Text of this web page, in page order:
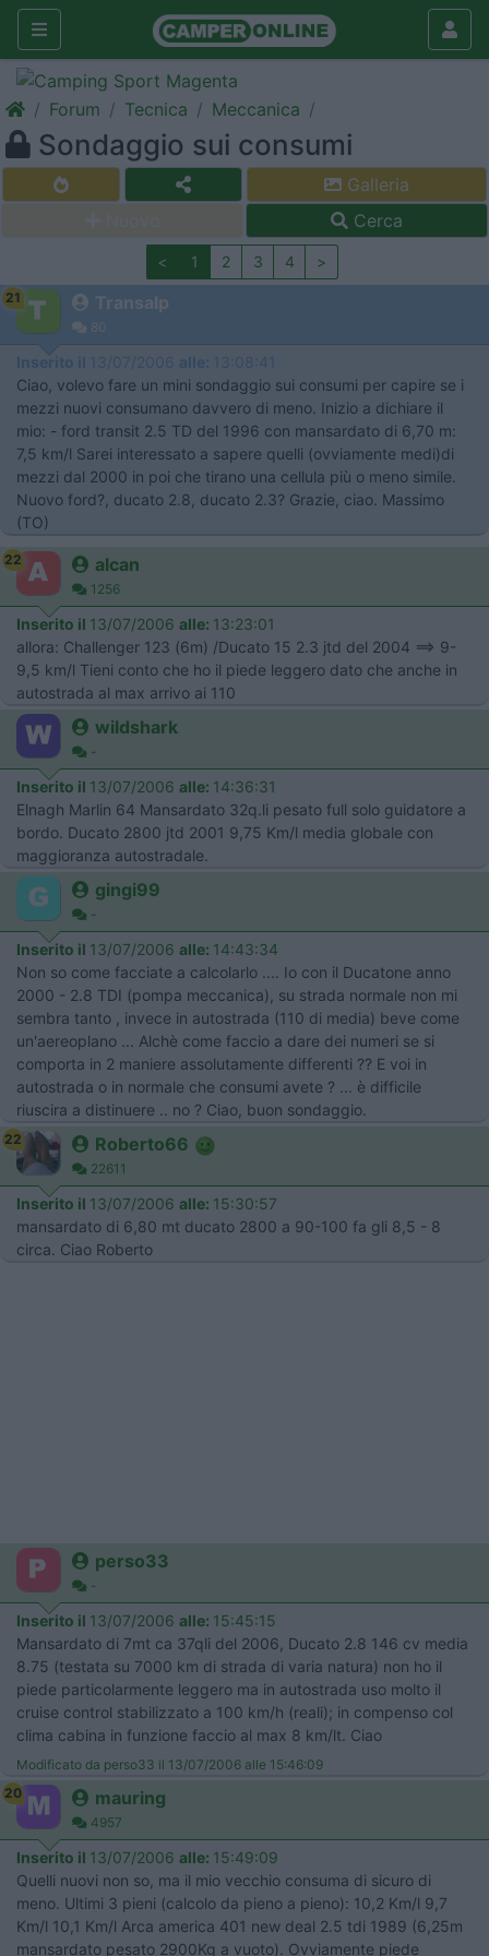
Forum Tecnica Meccanica
Sondaggio sui consumi
Galleria
Cerca
< 1 2 3 4 >
21 Transalp
80
Inserito il 13/07/2006 alle: 13:08:41
Ciao, volevo fare un mini sondaggio sui consumi per capire se i
mezzi nuovi consumano davvero di meno. Inizio a dichiare il
mio: - ford transit 2.5 TD del 1996 con mansardato di 6,70 m:
7,5 km/l Sarei interessato a sapere quelli (ovviamente medi)di
mezzi dal 2000 in poi che tirano una cellula più o meno simile.
Nuovo ford?, ducato 2.8, ducato 2.3? Grazie, ciao. Massimo
(TO)
22 alcan
1256
Inserito il 13/07/2006 alle: 13:23:01
allora: Challenger 123 (6m) /Ducato 15 2.3 jtd del 2004 ==> 9-
9,5 km/l Tieni conto che ho il piede leggero dato che anche in
autostrada al max arrivo ai 110
wildshark
-
Inserito il 13/07/2006 alle: 14:36:31
Elnagh Marlin 64 Mansardato 32q.li pesato full solo guidatore a
bordo. Ducato 2800 jtd 2001 9,75 Km/l media globale con
maggioranza autostradale.
gingi99
-
Inserito il 13/07/2006 alle: 14:43:34
Non so come facciate a calcolarlo .... Io con il Ducatone anno
2000 - 2.8 TDI (pompa meccanica), su strada normale non mi
sembra tanto , invece in autostrada (110 di media) beve come
un'aereoplano ... Alchè come faccio a dare dei numeri se si
comporta in 2 maniere assolutamente differenti ?? E voi in
autostrada o in normale che consumi avete ? ... è difficile
riuscira a distinuere .. no ? Ciao, buon sondaggio.
22 Roberto66
22611
Inserito il 13/07/2006 alle: 15:30:57
mansardato di 6,80 mt ducato 2800 a 90-100 fa gli 8,5 - 8
circa. Ciao Roberto
perso33
-
Inserito il 13/07/2006 alle: 15:45:15
Mansardato di 7mt ca 37qli del 2006, Ducato 2.8 146 cv media
8.75 (testata su 7000 km di strada di varia natura) non ho il
piede particolarmente leggero ma in autostrada uso molto il
cruise control stabilizzato a 100 km/h (reali); in compenso col
clima cabina in funzione faccio al max 8 km/lt. Ciao
Modificato da perso33 il 13/07/2006 alle 15:46:09
20
mauring
4957
Inserito il 13/07/2006 alle: 15:49:09
Quelli nuovi non so, ma il mio vecchio consuma di sicuro di
meno. Ultimi 3 pieni (calcolo da pieno a pieno): 10,2 Km/l 9,7
Km/l 10,1 Km/l Arca america 401 new deal 2.5 tdi 1989 (6,25m
mansardato pesato 2900Kg a vuoto). Ovviamente piede